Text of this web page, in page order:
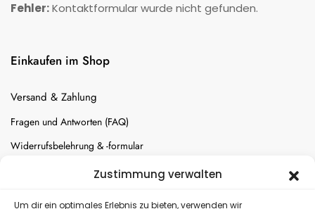
Zustimmung verwalten
Um dir ein optimales Erlebnis zu bieten, verwenden wir
Fehler:Kontaktformular wurde nicht gefunden.
Einkaufen im Shop
Versand & Zahlung
Fragen und Antworten (FAQ)
Widerrufsbelehrung & -formular
Batterien-Entsorgung